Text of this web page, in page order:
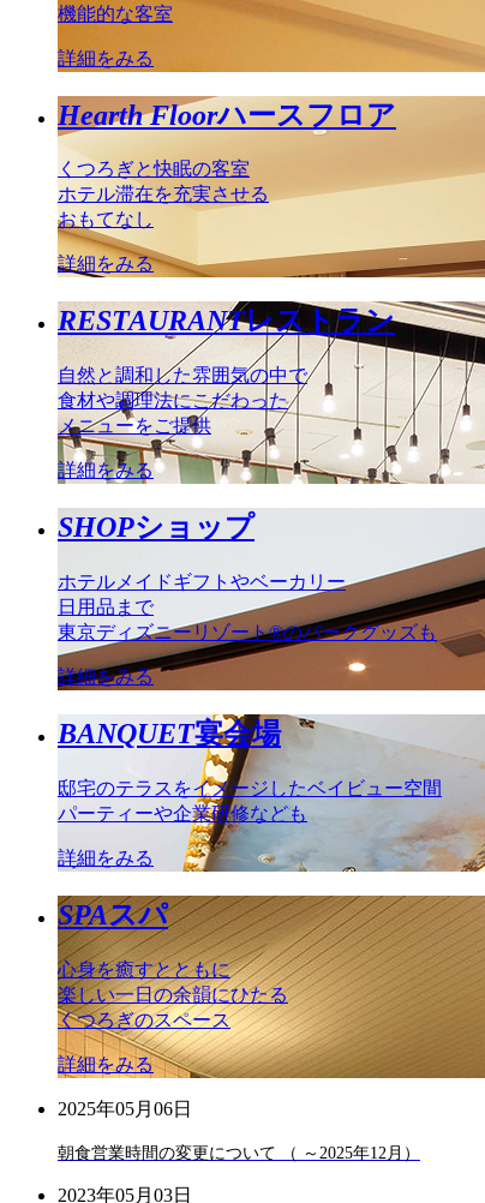
機能的な客室
詳細をみる
Hearth Floorハースフロア
くつろぎと快眠の客室
ホテル滞在を充実させる
おもてなし
詳細をみる
RESTAURANTレストラン
自然と調和した雰囲気の中で
食材や調理法にこだわった
メニューをご提供
詳細をみる
SHOPショップ
ホテルメイドギフトやベーカリー
日用品まで
東京ディズニーリゾート®のパークグッズも
詳細をみる
BANQUET宴会場
邸宅のテラスをイメージしたベイビュー空間
パーティーや企業研修なども
詳細をみる
SPAスパ
心身を癒すとともに
楽しい一日の余韻にひたる
くつろぎのスペース
詳細をみる
2025年05月06日
朝食営業時間の変更について （ ～2025年12月）
2023年05月03日